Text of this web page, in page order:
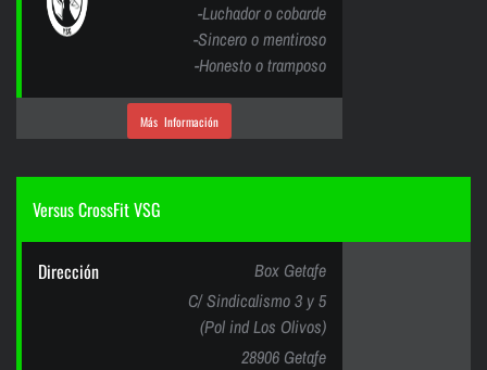
-Luchador o cobarde
-Sincero o mentiroso
-Honesto o tramposo
Más Información
Versus CrossFit VSG
Dirección
Box Getafe
C/ Sindicalismo 3 y 5
(Pol ind Los Olivos)
28906 Getafe